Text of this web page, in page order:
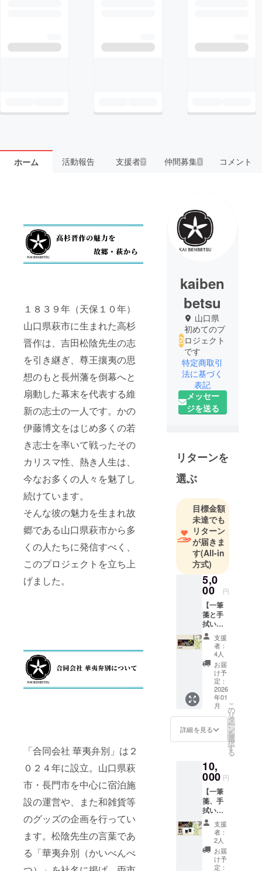
ホーム 活動報告 支援者7 仲間募集 1 コメント
１８３９年（天保１０年）
山口県萩市に生まれた高杉
晋作は、吉田松陰先生の志
を引き継ぎ、尊王攘夷の思
想のもと長州藩を倒幕へと
扇動した幕末を代表する維
新の志士の一人です。かの
伊藤博文をはじめ多くの若
き志士を率いて戦ったその
カリスマ性、熱き人生は、
今なお多くの人々を魅了し
続けています。
そんな彼の魅力を生まれ故
郷である山口県萩市から多
くの人たちに発信すべく、
このプロジェクトを立ち上
げました。
「合同会社 華夷弁別」は２
０２４年に設立。山口県萩
市・長門市を中心に宿泊施
設の運営や、また和雑貨等
のグッズの企画を行ってい
ます。松陰先生の言葉であ
る「華夷弁別（かいべんべ
kaiben
betsu
山口県
初めてのプ
ロジェクト
です
特定商取引
法に基づく
表記
メッセー
ジを送る
リターンを
選ぶ
目標金額
未達でも
リターン
が届きま
す(All-in
方式)
5,0
00 円
【一筆
箋と手
拭いの
２点
セッ
ト】 ・
高杉晋
作・決
起の手
拭い
サイ
ズ：約
３６×９
０ｃｍ
綿１
００％
箋 高
杉晋作
デフォ
ルメver.
サイ
ズ：約
８×１８
ｃｍ
２０枚
綴り
下敷き
付（２
支援
者：
4人
お届
け予
定：
2026
年01
月
詳細を見る
こ
の
リ
タ
ー
ン
を
選
択
す
る
10,
000 円
【一筆
箋、手
拭い、
マグ
カッ
プ、珈
琲の４
点セッ
ト】 ・
支援
者：
2人
お届
け予
定：